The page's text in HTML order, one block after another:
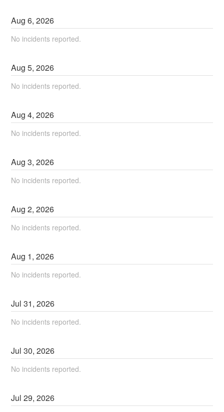
Aug6,2026
No incidents reported.
Aug5,2026
No incidents reported.
Aug4,2026
No incidents reported.
Aug3,2026
No incidents reported.
Aug2,2026
No incidents reported.
Aug 1,2026
No incidents reported.
Jul31,2026
No incidents reported.
Jul30,2026
No incidents reported.
Jul29,2026